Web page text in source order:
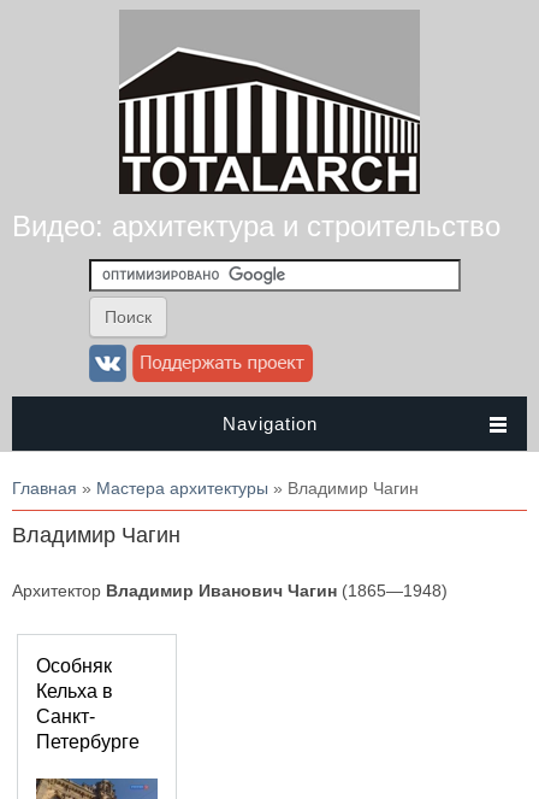
Видео: архитектура и строительство
Navigation
Вы здесь
Главная » Мастера архитектуры » Владимир Чагин
Владимир Чагин
Архитектор Владимир Иванович Чагин (1865—1948)
Особняк
Кельха в
Санкт-
Петербурге